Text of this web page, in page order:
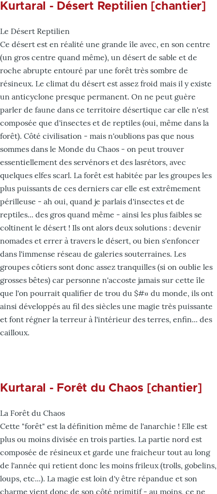
Kurtaral - Désert Reptilien [chantier]
Le Désert Reptilien
Ce désert est en réalité une grande île avec, en son centre
(un gros centre quand même), un désert de sable et de
roche abrupte entouré par une forêt très sombre de
résineux. Le climat du désert est assez froid mais il y existe
un anticyclone presque permanent. On ne peut guère
parler de faune dans ce territoire désertique car elle n'est
composée que d'insectes et de reptiles (oui, même dans la
forêt). Côté civilisation - mais n'oublions pas que nous
sommes dans le Monde du Chaos - on peut trouver
essentiellement des servénors et des lasrétors, avec
quelques elfes scarl. La forêt est habitée par les groupes les
plus puissants de ces derniers car elle est extrêmement
périlleuse - ah oui, quand je parlais d'insectes et de
reptiles... des gros quand même - ainsi les plus faibles se
coltinent le désert ! Ils ont alors deux solutions : devenir
nomades et errer à travers le désert, ou bien s'enfoncer
dans l'immense réseau de galeries souterraines. Les
groupes côtiers sont donc assez tranquilles (si on oublie les
grosses bêtes) car personne n'accoste jamais sur cette île
que l'on pourrait qualifier de trou du $#¤ du monde, ils ont
ainsi développés au fil des siècles une magie très puissante
et font régner la terreur à l'intérieur des terres, enfin... des
cailloux.
Kurtaral - Forêt du Chaos [chantier]
La Forêt du Chaos
Cette "forêt" est la définition même de l'anarchie ! Elle est
plus ou moins divisée en trois parties. La partie nord est
composée de résineux et garde une fraicheur tout au long
de l'année qui retient donc les moins frileux (trolls, gobelins,
loups, etc...). La magie est loin d'y être répandue et son
charme vient donc de son côté primitif - au moins, ce ne